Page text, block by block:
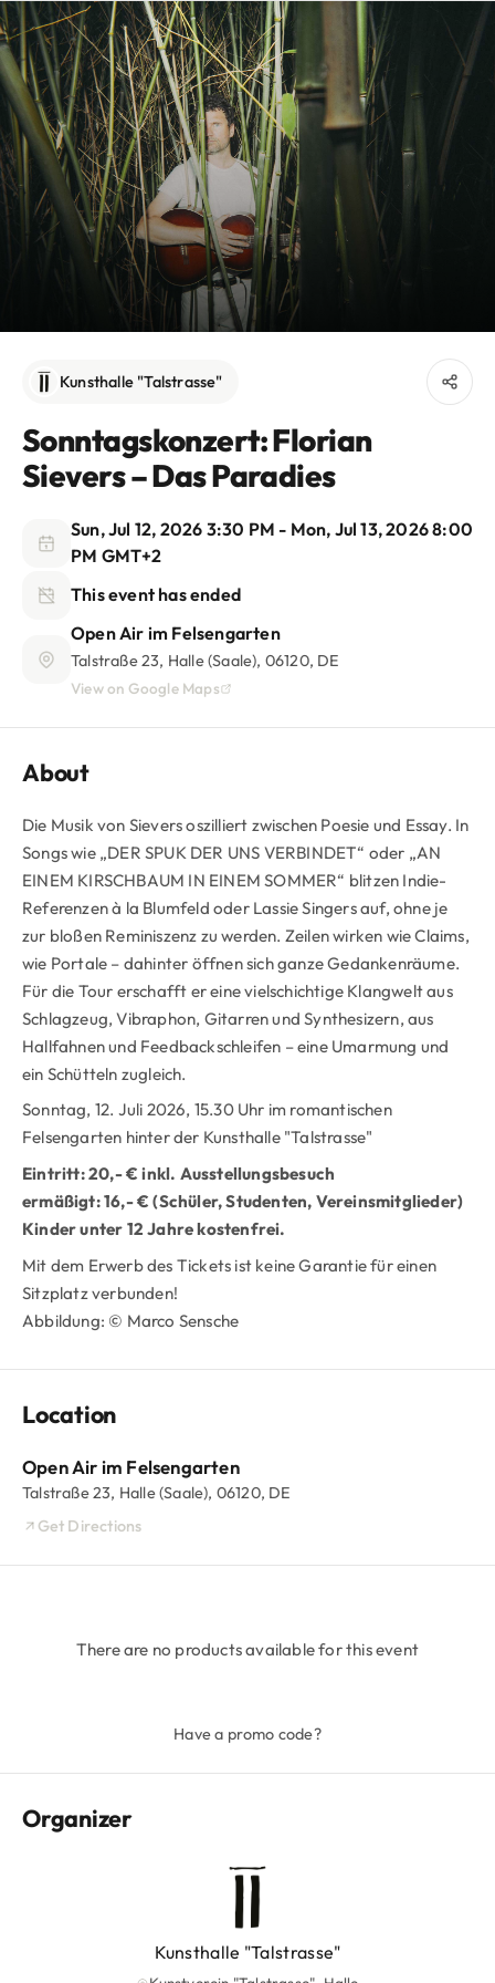
Kunsthalle "Talstrasse"
Sonntagskonzert: Florian
Sievers – Das Paradies
Sun, Jul 12, 2026 3:30 PM - Mon, Jul 13, 2026 8:00
PM GMT+2
This event has ended
Open Air im Felsengarten
Talstraße 23, Halle (Saale), 06120, DE
View on Google Maps
About
Die Musik von Sievers oszilliert zwischen Poesie und Essay. In
Songs wie „DER SPUK DER UNS VERBINDET“ oder „AN
EINEM KIRSCHBAUM IN EINEM SOMMER“ blitzen Indie-
Referenzen à la Blumfeld oder Lassie Singers auf, ohne je
zur bloßen Reminiszenz zu werden. Zeilen wirken wie Claims,
wie Portale – dahinter öffnen sich ganze Gedankenräume.
Für die Tour erschafft er eine vielschichtige Klangwelt aus
Schlagzeug, Vibraphon, Gitarren und Synthesizern, aus
Hallfahnen und Feedbackschleifen – eine Umarmung und
ein Schütteln zugleich.
Sonntag, 12. Juli 2026, 15.30 Uhr im romantischen
Felsengarten hinter der Kunsthalle "Talstrasse"
Eintritt: 20,- € inkl. Ausstellungsbesuch
ermäßigt: 16,- € (Schüler, Studenten, Vereinsmitglieder)
Kinder unter 12 Jahre kostenfrei.
Mit dem Erwerb des Tickets ist keine Garantie für einen
Sitzplatz verbunden!
Abbildung: © Marco Sensche
Location
Open Air im Felsengarten
Talstraße 23, Halle (Saale), 06120, DE
Get Directions
There are no products available for this event
Have a promo code?
Organizer
Kunsthalle "Talstrasse"